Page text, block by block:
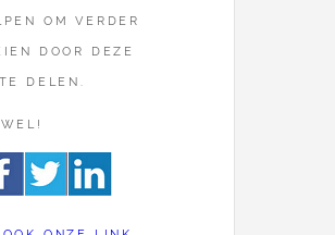
OM VERDER
DOOR DEZE
DELEN.